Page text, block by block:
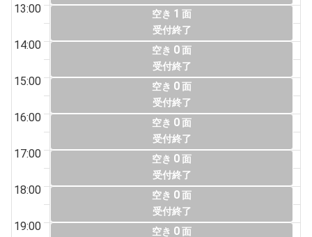
13:00
14:00
15:00
16:00
17:00
18:00
19:00
空き 1 面
受付終了
空き 0面
受付終了
空き 0面
受付終了
空き 0面
受付終了
空き 0面
受付終了
空き 0面
受付終了
空き 0面